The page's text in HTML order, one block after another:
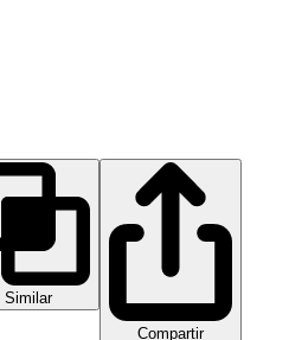
Similar
Compartir